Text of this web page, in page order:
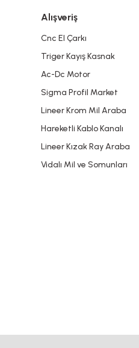
Alışveriş
Cnc El Çarkı
Triger Kayış Kasnak
Ac-Dc Motor
Sigma Profil Market
Lineer Krom Mil Araba
Hareketli Kablo Kanalı
Lineer Kızak Ray Araba
Vidalı Mil ve Somunları